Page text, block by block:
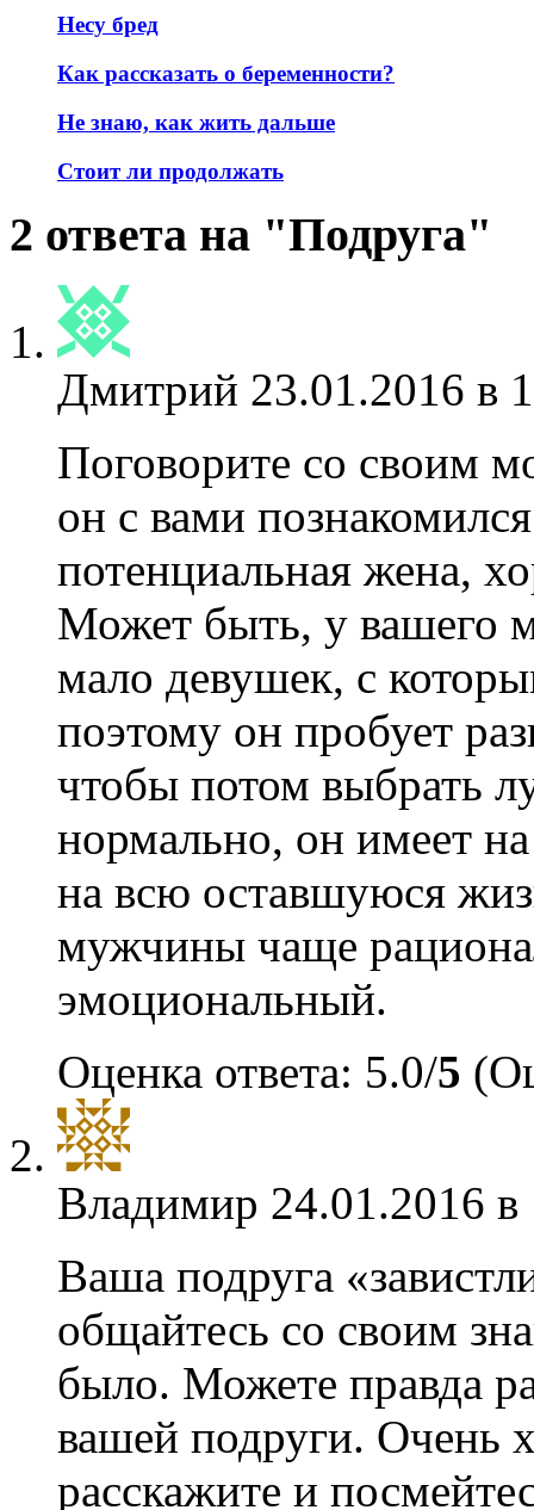
Несу бред
Как рассказать о беременности?
Не знаю, как жить дальше
Стоит ли продолжать
2 ответа на "Подруга"
Дмитрий 23.01.2016 в
Поговорите со своим
он с вами
потенциальная жена,
Может быть, у вашего
мало девушек, с
поэтому он пробует
чтобы потом выбрать
нормально, он имеет
на всю оставшуюся
мужчины чаще
эмоциональный.
Оценка ответа: 5.0/5
Владимир 24.01.2016
Ваша подруга
общайтесь со своим
было. Можете правда
вашей подруги. Очень
расскажите и